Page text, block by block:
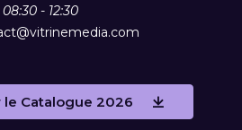
08:30 - 12:30
@vitrinemedia.com
Catalogue 2026